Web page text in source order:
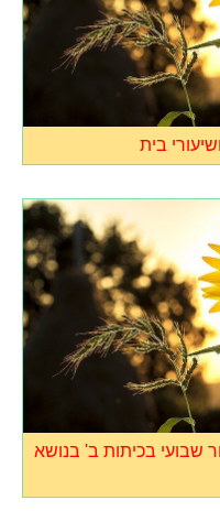
בית
שבועי בכיתות ב' בנושא